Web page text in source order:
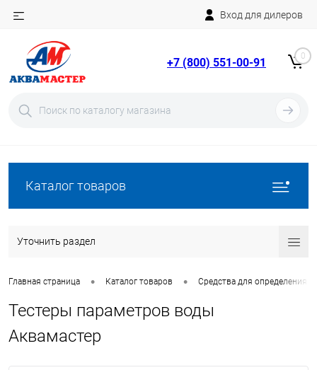
Вход для дилеров
+7 (800) 551-00-91 0
Каталог товаров
Уточнить раздел
Главная страница • Каталог товаров • Средства для определения
Тестеры параметров воды
Аквамастер